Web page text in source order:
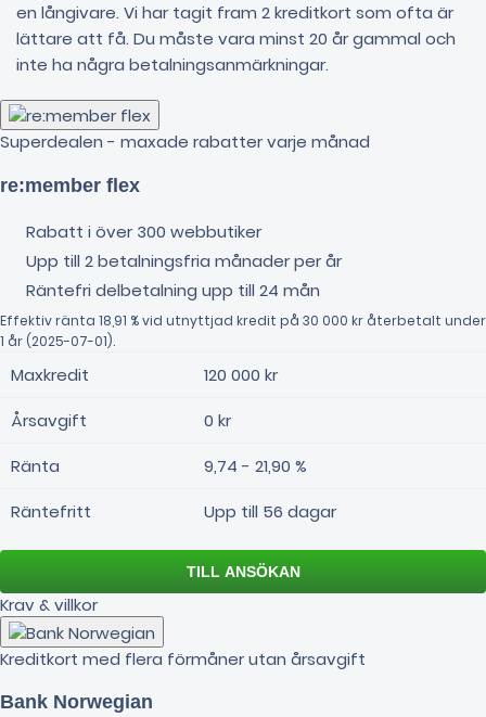
en långivare. Vi har tagit fram 2 kreditkort som ofta är
lättare att få. Du måste vara minst 20 år gammal och
inte ha några betalningsanmärkningar.
Superdealen - maxade rabatter varje månad
re:member flex
Rabatt i över 300 webbutiker
Upp till 2 betalningsfria månader per år
Räntefri delbetalning upp till 24 mån
Effektiv ränta 18,91 % vid utnyttjad kredit på 30 000 kr återbetalt under
1 år (2025-07-01).
Maxkredit
120 000 kr
Årsavgift
0 kr
Ränta
9,74 - 21,90 %
Räntefritt
Upp till 56 dagar
Krav & villkor
Kreditkort med flera förmåner utan årsavgift
Bank Norwegian